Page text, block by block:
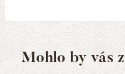
Mohlo by vás